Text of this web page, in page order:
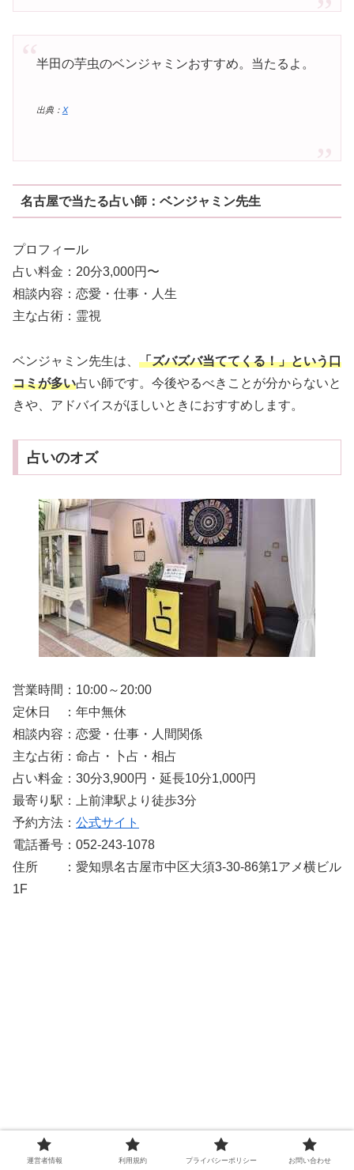
半田の芋虫のベンジャミンおすすめ。当たるよ。
出典： X
名古屋で当たる占い師：ベンジャミン先生
プロフィール
占い料金：20分3,000円〜
相談内容：恋愛・仕事・人生
主な占術：霊視
ベンジャミン先生は、 「ズバズバ当ててくる！」という口
コミが多い占い師です。今後やるべきことが分からないと
きや、アドバイスがほしいときにおすすめします。
占いのオズ
営業時間：10:00～20:00
定休日 ：年中無休
相談内容：恋愛・仕事・人間関係
主な占術：命占・卜占・相占
占い料金：30分3,900円・延長10分1,000円
最寄り駅：上前津駅より徒歩3分
予約方法： 公式サイト
電話番号：052-243-1078
住所 ：愛知県名古屋市中区大須3-30-86第1アメ横ビル
1F
運営者情報 利用規約 プライバシーポリシー お問い合わせ